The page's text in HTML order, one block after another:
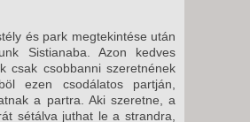
és park megtekintése után
Sistianaba. Azon kedves
csak csobbanni szeretnének
ezen csodálatos partján,
a partra. Aki szeretne, a
sétálva juthat le a strandra,